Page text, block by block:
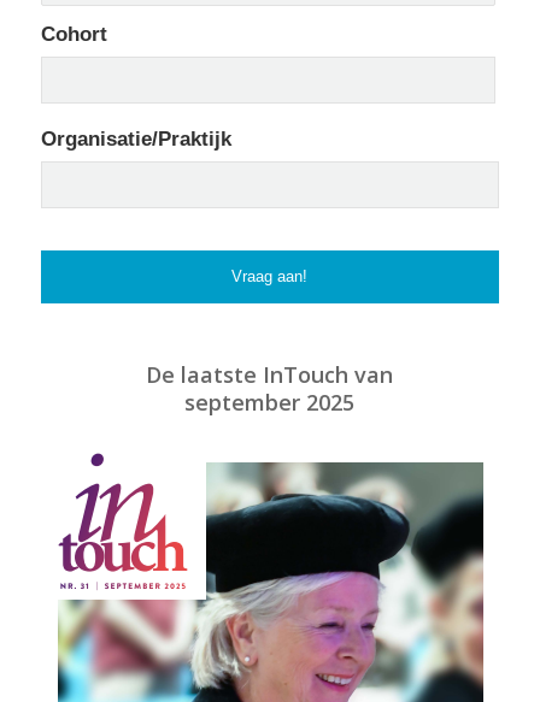
Cohort
Organisatie/Praktijk
De laatste InTouch van
september 2025
Lees het laatste nummer